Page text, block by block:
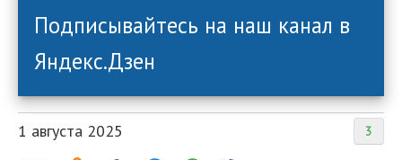
Подписывайтесь на наш канал в
Яндекс.Дзен
3
1 августа 2025